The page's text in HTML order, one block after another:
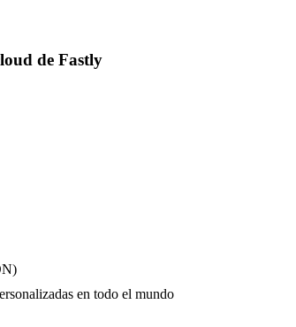
de Fastly
en todo el mundo